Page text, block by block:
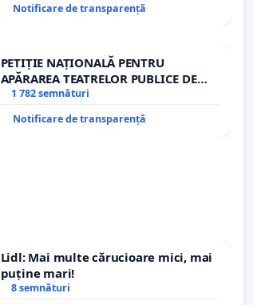
Notificare de transparență
PETIȚIE NAȚIONALĂ PENTRU
APĂRAREA TEATRELOR PUBLICE DE
REPERTORIU DIN ROMÂNIA
1 782 semnături
Notificare de transparență
Lidl: Mai multe cărucioare mici, mai
puține mari!
8 semnături